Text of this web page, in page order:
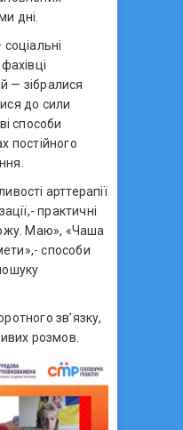
дні.
— зібралися
до сили
способи
постійного
арттерапії
практичні
Маю», «Чаша
способи
зв’язку,
розмов.